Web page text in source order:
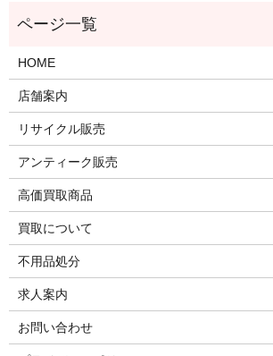
HOME
店舗案内
リサイクル販売
アンティーク販売
高価買取商品
買取について
不用品処分
求人案内
お問い合わせ